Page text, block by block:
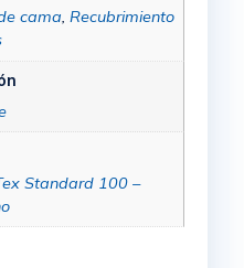
cama, Recubrimiento
Standard 100 –